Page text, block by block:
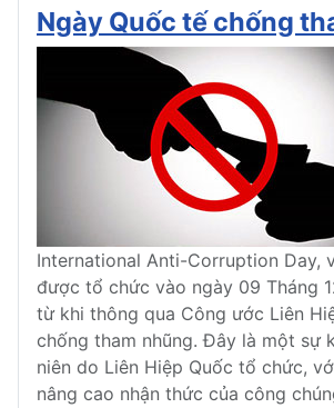
Ngày Quốc tế chống
International Anti-Corruption Day,
được tổ chức vào ngày 09 Tháng
từ khi thông qua Công ước Liên
chống tham nhũng. Đây là một sự
niên do Liên Hiệp Quốc tổ chức,
nâng cao nhận thức của công